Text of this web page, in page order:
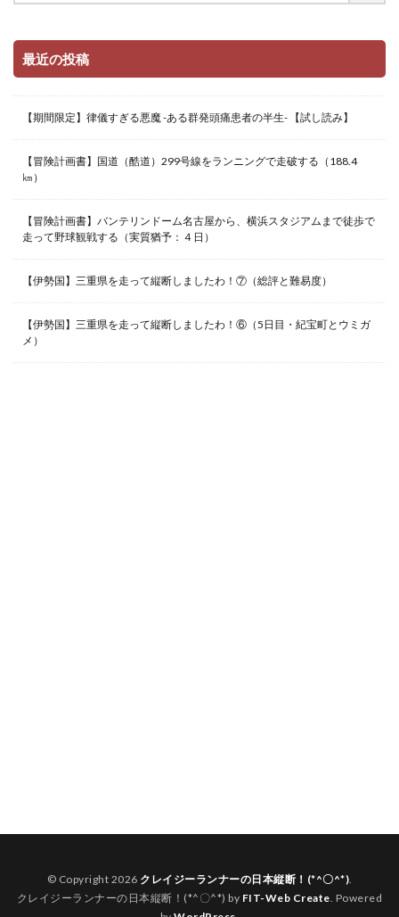
最近の投稿
【期間限定】律儀すぎる悪魔 -ある群発頭痛患者の半生- 【試し読み】
【冒険計画書】国道（酷道）299号線をランニングで走破する（188.4
㎞）
【冒険計画書】バンテリンドーム名古屋から、横浜スタジアムまで徒歩で
走って野球観戦する（実質猶予：４日）
【伊勢国】三重県を走って縦断しましたわ！⑦（総評と難易度）
【伊勢国】三重県を走って縦断しましたわ！⑥（5日目・紀宝町とウミガ
メ）
© Copyright 2026 クレイジーランナーの日本縦断！(*^〇^*).
クレイジーランナーの日本縦断！(*^〇^*) by FIT-Web Create. Powered